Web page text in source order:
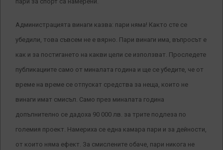
Администрацията винаги казва: пари няма! Както сте се
убедили, това съвсем не е вярно. Пари винаги има, въпросът е
как и за постигането на какви цели се използват. Проследете
публикациите само от миналата година и ще се убедите, че от
време на време се отпускат средства за неща, които не
винаги имат смисъл. Само през миналата година
допълнително се дадоха 90 000 лв. за трите подлеза по
големия проект. Намериха се една камара пари и за дейности,
от които няма ефект. За смислените обаче, пари никога не